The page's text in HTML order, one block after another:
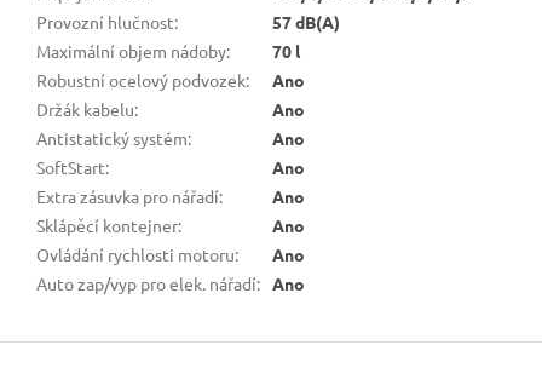
Provozní hlučnost:
57 dB(A)
Maximální objem nádoby:
70 l
Robustní ocelový podvozek:
Ano
Držák kabelu:
Ano
Antistatický systém:
Ano
SoftStart:
Ano
Extra zásuvka pro nářadí:
Ano
Sklápěcí kontejner:
Ano
Ovládání rychlosti motoru:
Ano
Auto zap/vyp pro elek. nářadí: Ano
Z